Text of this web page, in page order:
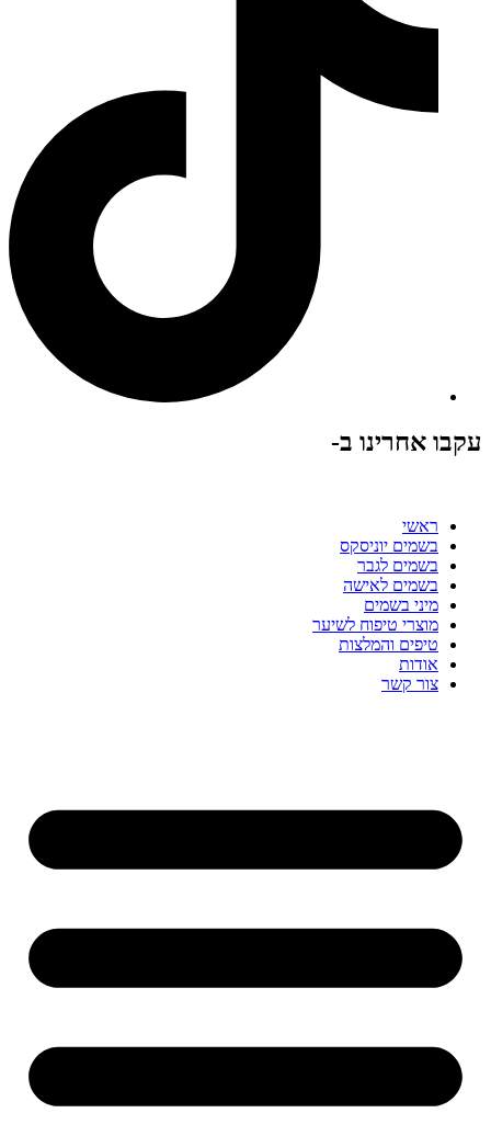
עקבו אחרינו ב-
ראשי
בשמים יוניסקס
בשמים לגבר
בשמים לאישה
מיני בשמים
מוצרי טיפוח לשיער
טיפים והמלצות
אודות
צור קשר